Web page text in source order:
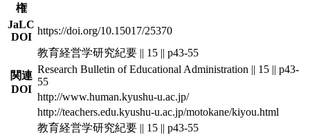
権
JaLC
DOI
https://doi.org/10.15017/25370
関連
DOI
教育経営学研究紀要 || 15 || p43-55
Research Bulletin of Educational Administration || 15 || p43-
55
http://www.human.kyushu-u.ac.jp/
http://teachers.edu.kyushu-u.ac.jp/motokane/kiyou.html
教育経営学研究紀要 || 15 || p43-55